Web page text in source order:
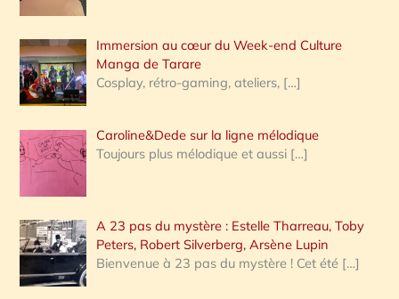
:
Immersion au cœur du Week-end Culture
Manga de Tarare
Cosplay, rétro-gaming, ateliers, […]
Caroline&Dede sur la ligne mélodique
Toujours plus mélodique et aussi […]
A 23 pas du mystère : Estelle Tharreau, Toby
Peters, Robert Silverberg, Arsène Lupin
Bienvenue à 23 pas du mystère ! Cet été […]